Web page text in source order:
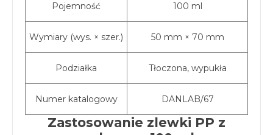
Pojemność 100 ml
Wymiary (wys. × szer.) 50 mm × 70 mm
Podziałka Tłoczona, wypukła
Numer katalogowy DANLAB/67
Zastosowanie zlewki PP z